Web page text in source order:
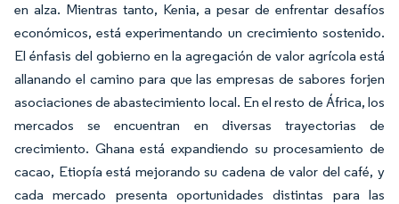
en alza. Mientras tanto, Kenia, a pesar de enfrentar desafíos
económicos, está experimentando un crecimiento sostenido.
El énfasis del gobierno en la agregación de valor agrícola está
allanando el camino para que las empresas de sabores forjen
asociaciones de abastecimiento local. En el resto de África, los
mercados se encuentran en diversas trayectorias de
crecimiento. Ghana está expandiendo su procesamiento de
cacao, Etiopía está mejorando su cadena de valor del café, y
cada mercado presenta oportunidades distintas para las